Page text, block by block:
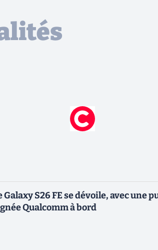
Galaxy S26 FE se dévoile, avec une
Qualcomm à bord